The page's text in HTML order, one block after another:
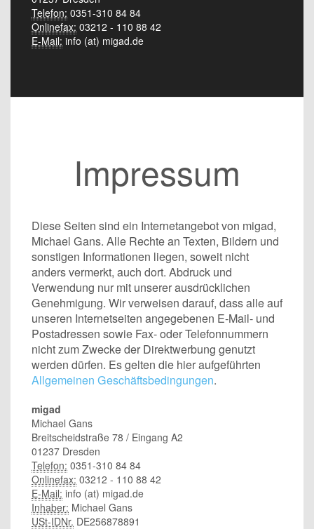
Telefon: 0351-310 84 84
Onlinefax: 03212 - 110 88 42
E-Mail: info (at) migad.de
Impressum
Diese Seiten sind ein Internetangebot von migad,
Michael Gans. Alle Rechte an Texten, Bildern und
sonstigen Informationen liegen, soweit nicht
anders vermerkt, auch dort. Abdruck und
Verwendung nur mit unserer ausdrücklichen
Genehmigung. Wir verweisen darauf, dass alle auf
unseren Internetseiten angegebenen E-Mail- und
Postadressen sowie Fax- oder Telefonnummern
nicht zum Zwecke der Direktwerbung genutzt
werden dürfen. Es gelten die hier aufgeführten
Allgemeinen Geschäftsbedingungen.
migad
Michael Gans
Breitscheidstraße 78 / Eingang A2
01237 Dresden
Telefon: 0351-310 84 84
Onlinefax: 03212 - 110 88 42
E-Mail: info (at) migad.de
Inhaber: Michael Gans
USt-IDNr. DE256878891